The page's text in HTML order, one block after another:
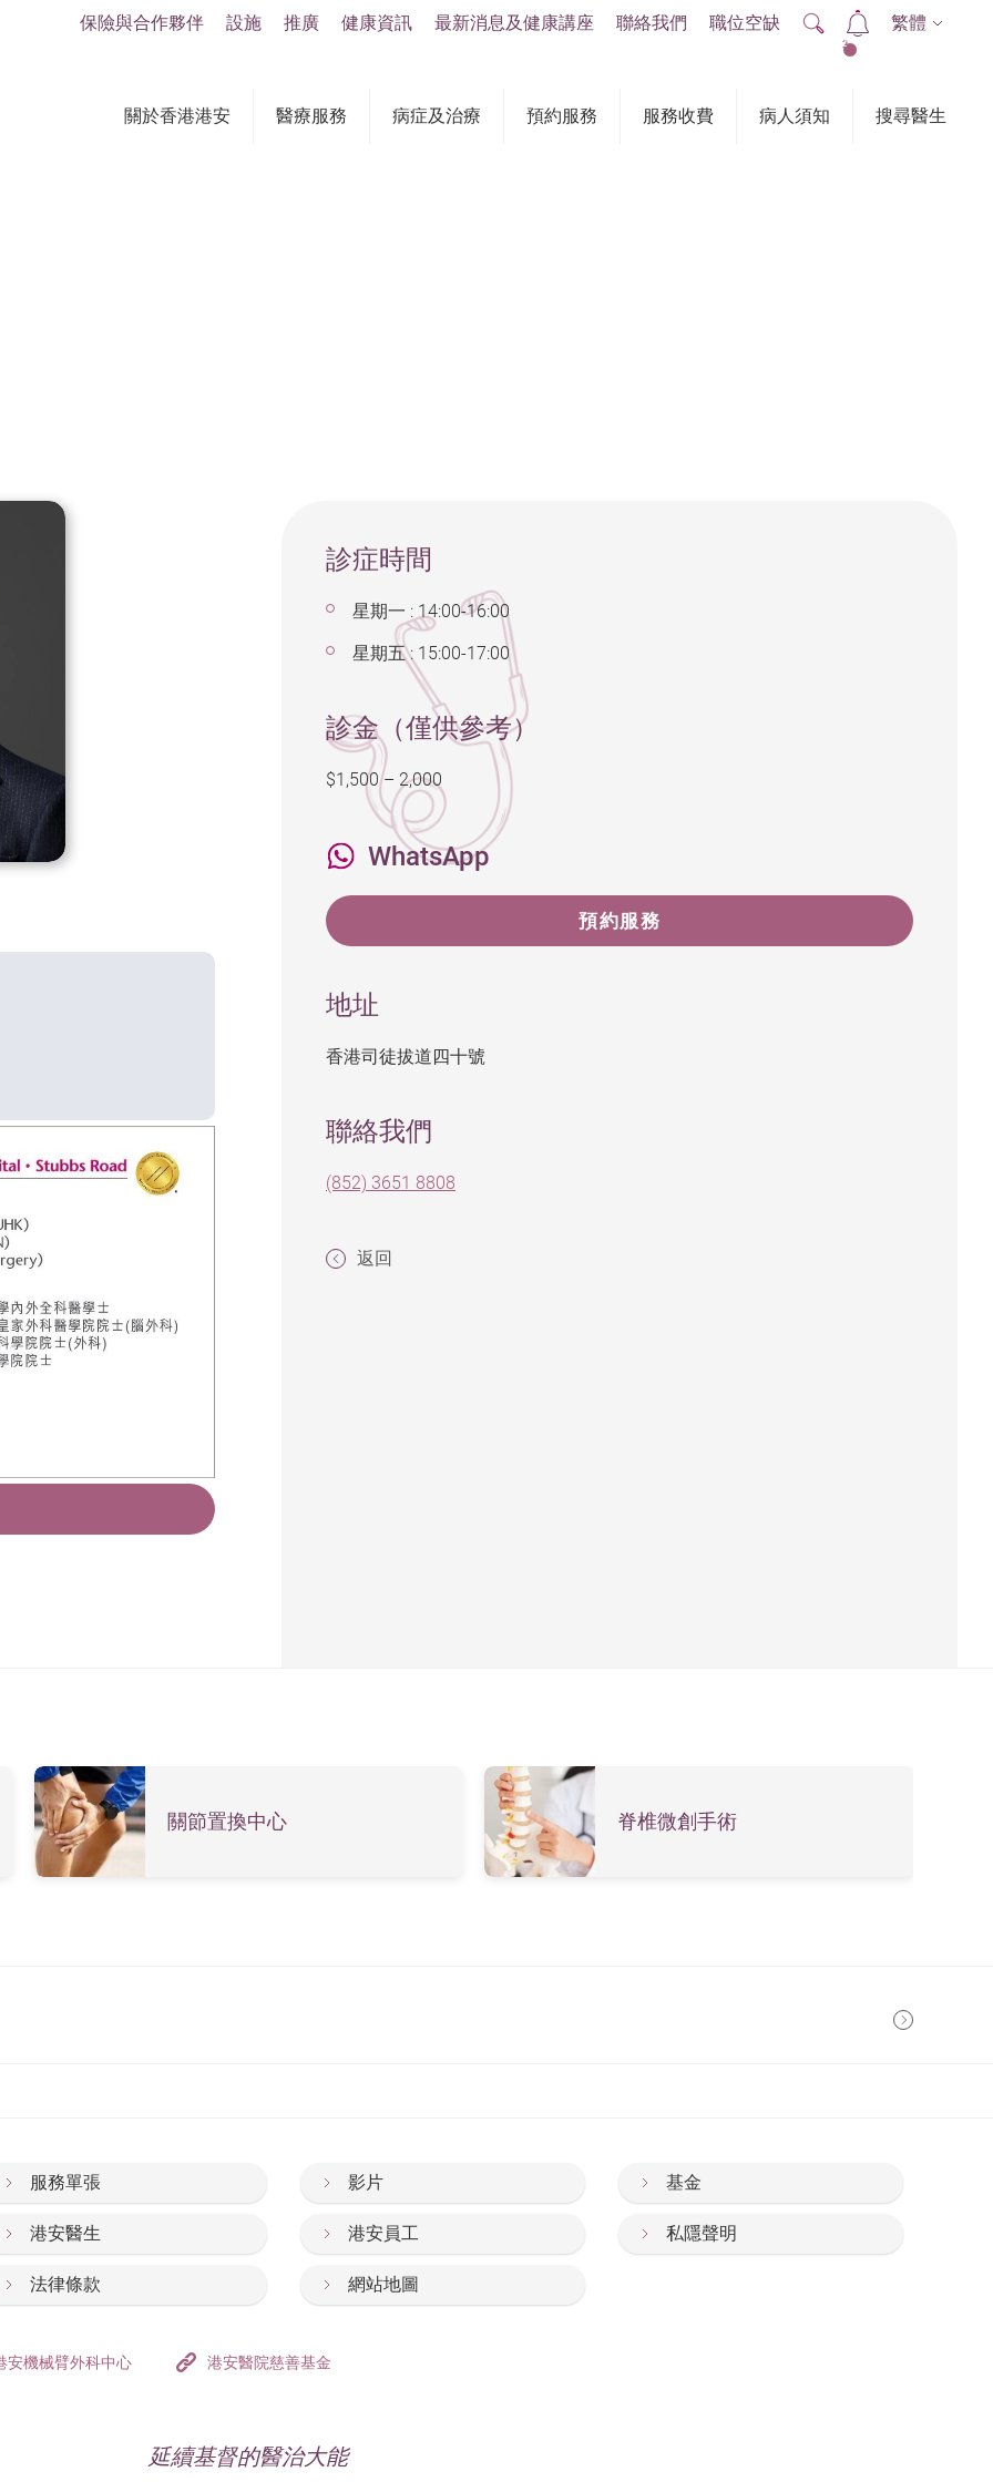
關於香港港安 醫療服務 病症及治療 預約服務 服務收費 病人須知 搜尋醫生
保險與合作夥伴 設施 推廣 健康資訊 最新消息及健康講座 聯絡我們 職位空缺
2
繁體
診症時間
星期一 : 14:00-16:00
星期五 : 15:00-17:00
診金（僅供參考）
$1,500 – 2,000
WhatsApp
預約服務
地址
香港司徒拔道四十號
聯絡我們
(852) 3651 8808
返回
關節置換中心 脊椎微創手術
服務單張 影片 基金
港安醫生 港安員工 私隱聲明
法律條款 網站地圖
安機械臂外科中心 港安醫院慈善基金
延續基督的醫治大能